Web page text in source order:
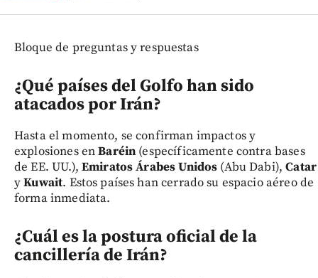
Bloque de preguntas y respuestas
¿Qué países del Golfo han sido
atacados por Irán?
Hasta el momento, se confirman impactos y
explosiones enBaréin (específicamente contra bases
de EE. UU.), Emiratos Árabes Unidos (Abu Dabi),Catar
yKuwait. Estos países han cerrado su espacio aéreo de
forma inmediata.
¿Cuál es la postura oficial de la
cancillería de Irán?